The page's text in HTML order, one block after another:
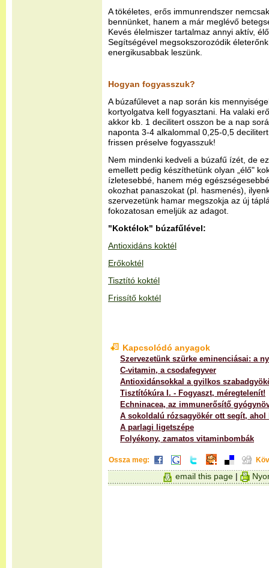
A tökéletes, erős immunrendszer
bennünket, hanem a már meglévő
Kevés élelmiszer tartalmaz annyi aktív,
Segítségével megsokszorozódik
energikusabbak leszünk.
Hogyan fogyasszuk?
A búzafűlevet a nap során kis
kortyolgatva kell fogyasztani. Ha valaki
akkor kb. 1 decilitert osszon be a nap
naponta 3-4 alkalommal 0,25-0,5
frissen préselve fogyasszuk!
Nem mindenki kedveli a búzafű ízét, de
emellett pedig készíthetünk olyan „élő"
ízletesebbé, hanem még
okozhat panaszokat (pl. hasmenés),
szervezetünk hamar megszokja az új
fokozatosan emeljük az adagot.
"Koktélok" búzafűlével:
Antioxidáns koktél
Erőkoktél
Tisztító koktél
Frissítő koktél
Kapcsolódó anyagok
Szervezetünk szürke eminenciásai: a
C-vitamin, a csodafegyver
Antioxidánsokkal a gyilkos
Tisztítókúra I. - Fogyaszt, méregtelenít!
Echninacea, az immunerősítő
A sokoldalú rózsagyökér ott segít, ahol
A parlagi ligetszépe
Folyékony, zamatos vitaminbombák
Ossza meg:
email this page|